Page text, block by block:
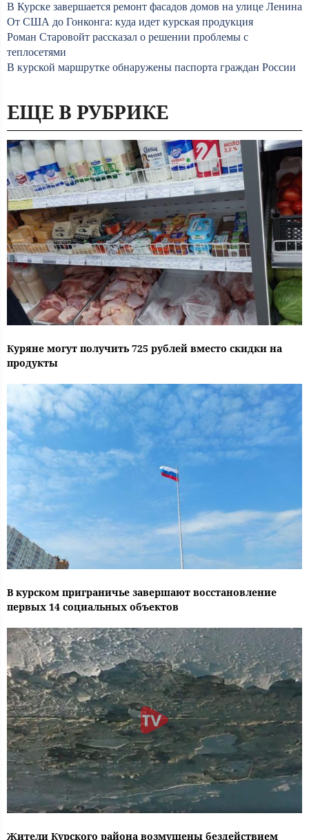
В Курске завершается ремонт фасадов домов на улице Ленина
От США до Гонконга: куда идет курская продукция
Роман Старовойт рассказал о решении проблемы с
теплосетями
В курской маршрутке обнаружены паспорта граждан России
ЕЩЕ В РУБРИКЕ
Куряне могут получить 725 рублей вместо скидки на
продукты
В курском приграничье завершают восстановление
первых 14 социальных объектов
Жители Курского района возмущены бездействием